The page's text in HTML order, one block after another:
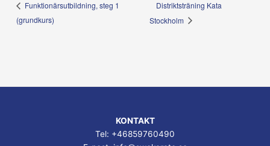
Funktionärsutbildning, steg 1
(grundkurs)
Distriktsträning Kata
Stockholm
KONTAKT
Tel: +46859760490